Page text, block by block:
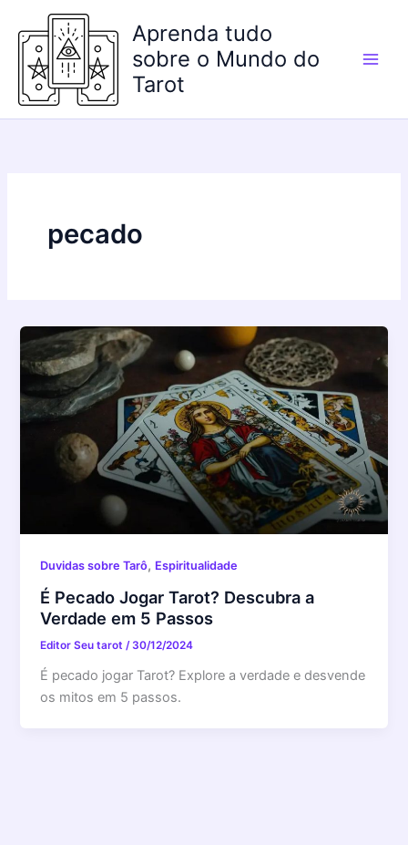
para
conteúdo
Aprenda tudo
sobre o Mundo do
Tarot
pecado
Duvidas sobre Tarô, Espiritualidade
É Pecado Jogar Tarot? Descubra a
Verdade em 5 Passos
Editor Seu tarot/ 30/12/2024
É pecado jogar Tarot? Explore a verdade e desvende
os mitos em 5 passos.